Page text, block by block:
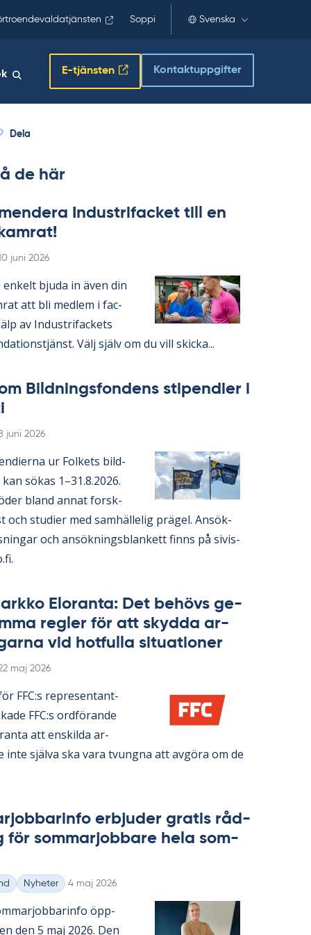
Soppi Svenska
E-tjänsten Kontaktuppgifter
Dela
de här
In­du­stri­fac­ket till en
juni 2026
bju­da in även din
att bli med­lem i fac­
av In­du­stri­fac­kets
Välj själv om du vill skic­ka...
Bild­nings­fon­dens sti­pen­di­er i
juni 2026
ur Fol­kets bild­
sö­kas 1–31.8.2026.
bland an­nat forsk­
och stu­di­er med sam­häl­le­lig prä­gel. An­sök­
och an­sök­nings­blan­kett fin­ns på si­vis­
Elo­ran­ta: Det be­hö­vs ge­
reg­ler för att skyd­da ar­
vid hot­ful­la si­tu­a­tio­ner
maj 2026
FFC:s re­pre­sen­tant­
FFC:s ord­fö­ran­de
att en­skil­da ar­
inte själva ska vara tvung­na att av­gö­ra om de
er­bju­der gra­tis råd­
för som­mar­job­ba­re hela som­
Nyheter Skriven
4 maj 2026
öpp­
den 5 maj 2026. Den